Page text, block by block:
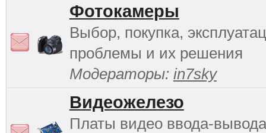
Фотокамеры
Выбор, покупка,
проблемы и их решения
Модераторы: in7sky
Видеожелезо
Платы видео ввода-